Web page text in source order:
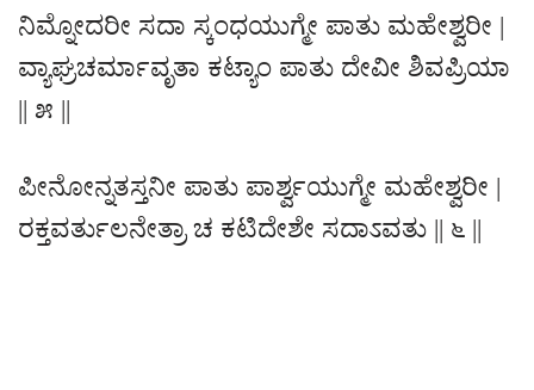
ನಿಮ್ನೋದರೀ ಸದಾ ಸ್ಕಂಧಯುಗ್ಮೇ ಪಾತು ಮಹೇಶ್ವರೀ |
ವ್ಯಾಘ್ರಚರ್ಮಾವೃತಾ ಕಟ್ಯಾಂ ಪಾತು ದೇವೀ ಶಿವಪ್ರಿಯಾ
|| ೫ ||
ಪೀನೋನ್ನತಸ್ತನೀ ಪಾತು ಪಾರ್ಶ್ವಯುಗ್ಮೇ ಮಹೇಶ್ವರೀ |
ರಕ್ತವರ್ತುಲನೇತ್ರಾ ಚ ಕಟಿದೇಶೇ ಸದಾಽವತು || ೬ ||